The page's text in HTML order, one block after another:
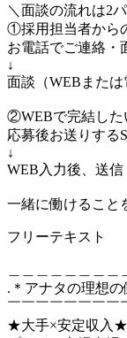
＼面談の流れは2
①採用担当者から
お電話でご連絡・
↓
面談（WEBまたは
②WEBで完結した
応募後お送りする
↓
WEB入力後、送信
一緒に働けること
フリーテキスト
.＊アナタの理想の
￣￣￣￣￣￣￣￣
★大手×安定収入★